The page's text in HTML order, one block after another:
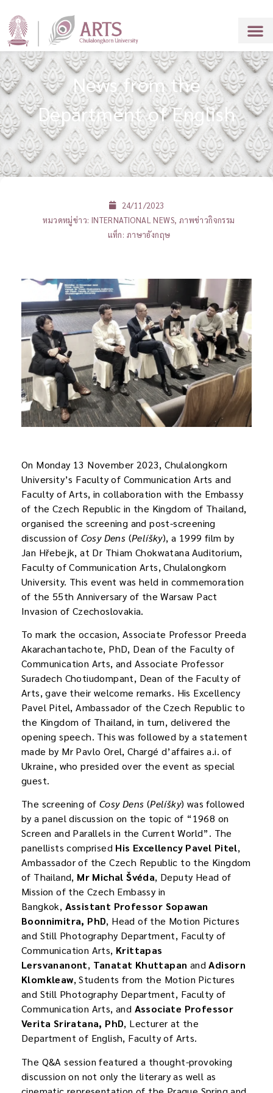
News from the
Department of English
24/11/2023
หมวดหมู่ข่าว: INTERNATIONAL NEWS, ภาพข่าวกิจกรรม
แท็ก: ภาษาอังกฤษ
On Monday 13 November 2023, Chulalongkorn
University’s Faculty of Communication Arts and
Faculty of Arts, in collaboration with the Embassy
of the Czech Republic in the Kingdom of Thailand,
organised the screening and post-screening
discussion of Cosy Dens (Pelíšky), a 1999 film by
Jan Hřebejk, at Dr Thiam Chokwatana Auditorium,
Faculty of Communication Arts, Chulalongkorn
University. This event was held in commemoration
of the 55th Anniversary of the Warsaw Pact
Invasion of Czechoslovakia.
To mark the occasion, Associate Professor Preeda
Akarachantachote, PhD, Dean of the Faculty of
Communication Arts, and Associate Professor
Suradech Chotiudompant, Dean of the Faculty of
Arts, gave their welcome remarks. His Excellency
Pavel Pitel, Ambassador of the Czech Republic to
the Kingdom of Thailand, in turn, delivered the
opening speech. This was followed by a statement
made by Mr Pavlo Orel, Chargé d’affaires a.i. of
Ukraine, who presided over the event as special
guest.
The screening of Cosy Dens (Pelíšky) was followed
by a panel discussion on the topic of “1968 on
Screen and Parallels in the Current World”. The
panellists comprised His Excellency Pavel Pitel,
Ambassador of the Czech Republic to the Kingdom
of Thailand, Mr Michal Švéda, Deputy Head of
Mission of the Czech Embassy in
Bangkok, Assistant Professor Sopawan
Boonnimitra, PhD, Head of the Motion Pictures
and Still Photography Department, Faculty of
Communication Arts, Krittapas
Lersvananont, Tanatat Khuttapan andAdisorn
Klomkleaw, Students from the Motion Pictures
and Still Photography Department, Faculty of
Communication Arts, and Associate Professor
Verita Sriratana, PhD, Lecturer at the
Department of English, Faculty of Arts.
The Q&A session featured a thought-provoking
discussion on not only the literary as well as